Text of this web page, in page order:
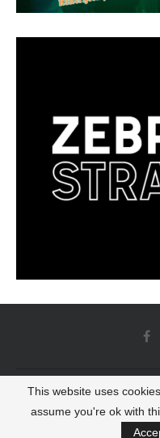
© 2022 -
This website uses
assume you're ok with